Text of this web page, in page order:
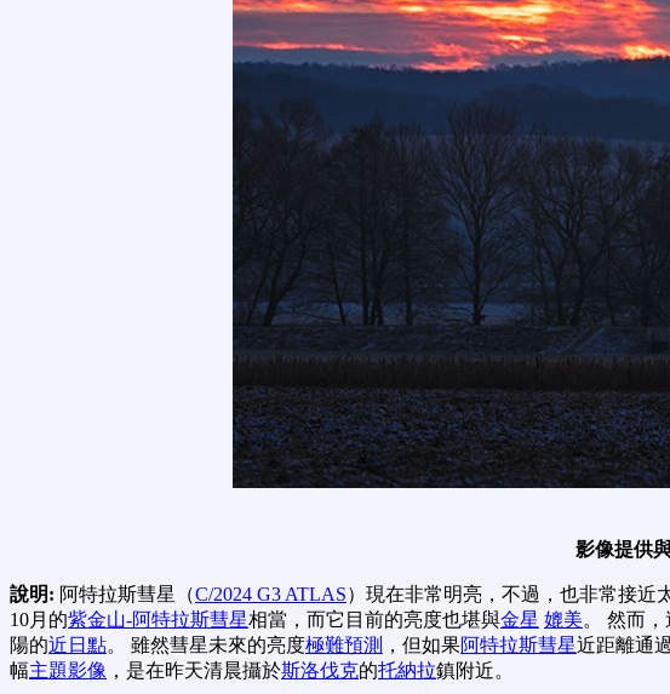
影像提供
說明: 阿特拉斯彗星（C/2024 G3 ATLAS）現在非常明亮，不過，也非常接近
10月的紫金山-阿特拉斯彗星相當，而它目前的亮度也堪與金星 媲美。 然而
陽的近日點。 雖然彗星未來的亮度極難預測 ，但如果阿特拉斯彗星近距離通
幅主題影像 ，是在昨天清晨攝於斯洛伐克的托納拉鎮附近。